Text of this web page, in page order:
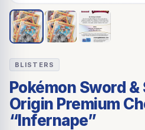
BLISTERS
Pokémon Sword
Origin Premium
“Infernape”